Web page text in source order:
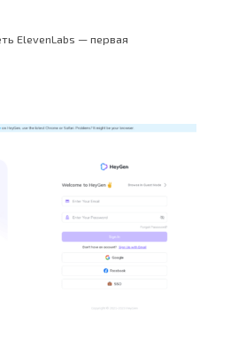
ElevenLabs — первая